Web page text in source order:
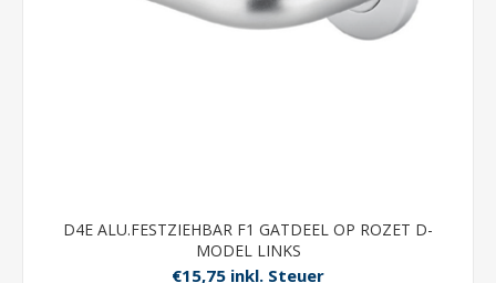
D4E ALU.FESTZIEHBAR F1 GATDEEL OP ROZET D-
MODEL LINKS
€15,75 inkl. Steuer